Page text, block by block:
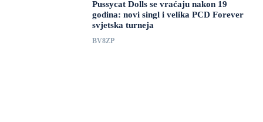
Pussycat Dolls se vraćaju nakon 19
godina: novi singl i velika PCD Forever
svjetska turneja
BV8ZP